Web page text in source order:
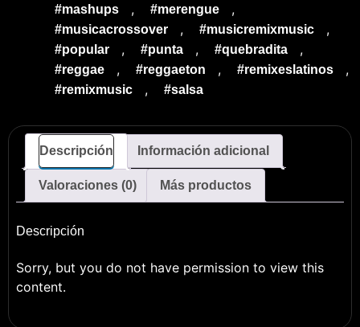
#mashups , #merengue ,
#musicacrossover , #musicremixmusic ,
#popular , #punta , #quebradita ,
#reggae , #reggaeton , #remixeslatinos ,
#remixmusic , #salsa
Descripción Información adicional
Valoraciones (0) Más productos
Descripción
Sorry, but you do not have permission to view this
content.